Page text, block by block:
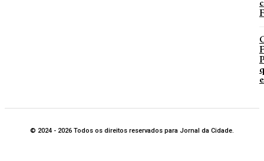
© 2024 - 2026 Todos os direitos reservados para Jornal da Cidade.